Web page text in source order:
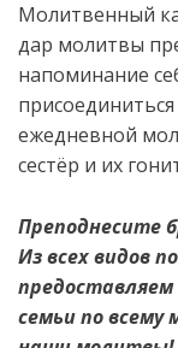
Молитвенный
дар молитвы
напоминание
ежедневной
сестёр и их
Преподнесите
Из всех видов
семьи по всему